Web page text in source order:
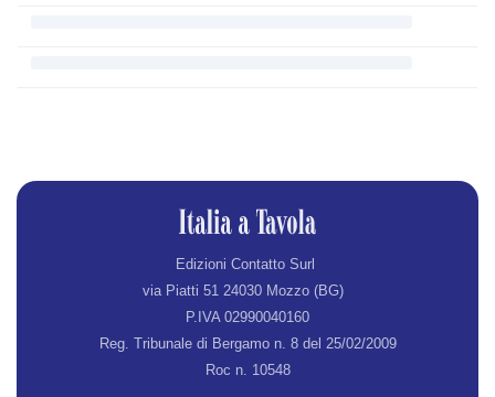
Edizioni Contatto Surl
via Piatti 51 24030 Mozzo (BG)
P.IVA 02990040160
Reg. Tribunale di Bergamo n. 8 del 25/02/2009
Roc n. 10548